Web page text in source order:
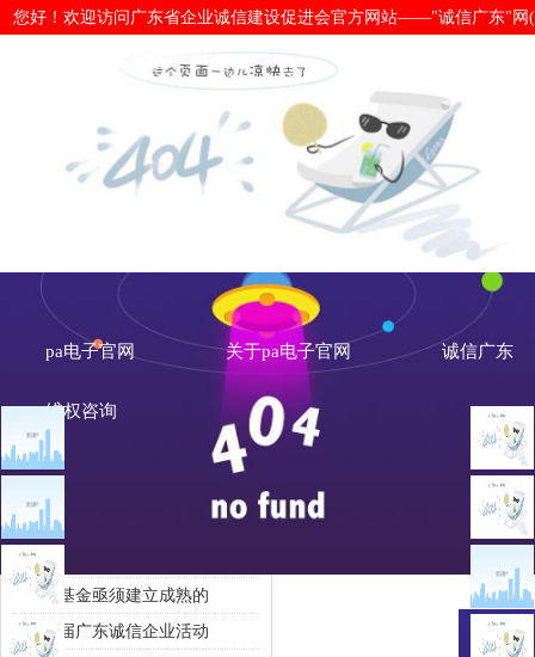
您好！欢迎访问广东省企业诚信建设促进会官方网站——"诚信广东"网
揭阳：让“信用名片”成为城市最闪
pa电子官网 关于pa电子官网 诚信广东
维权咨询
文章点击排行
重大突发公共卫生事件一
2020广东省守合同重信用企
私募基金亟须建立成熟的
第五届广东诚信企业活动
诚信广东